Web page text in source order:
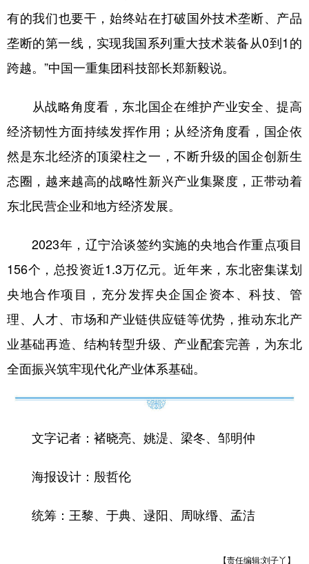
有的我们也要干，始终站在打破国外技术垄断、产品
垄断的第一线，实现我国系列重大技术装备从0到1的
跨越。”中国一重集团科技部长郑新毅说。
从战略角度看，东北国企在维护产业安全、提高
经济韧性方面持续发挥作用；从经济角度看，国企依
然是东北经济的顶梁柱之一，不断升级的国企创新生
态圈，越来越高的战略性新兴产业集聚度，正带动着
东北民营企业和地方经济发展。
2023年，辽宁洽谈签约实施的央地合作重点项目
156个，总投资近1.3万亿元。近年来，东北密集谋划
央地合作项目，充分发挥央企国企资本、科技、管
理、人才、市场和产业链供应链等优势，推动东北产
业基础再造、结构转型升级、产业配套完善，为东北
全面振兴筑牢现代化产业体系基础。
文字记者：褚晓亮、姚湜、梁冬、邹明仲
海报设计：殷哲伦
统筹：王黎、于典、逯阳、周咏缗、孟洁
【责任编辑:刘子丫】